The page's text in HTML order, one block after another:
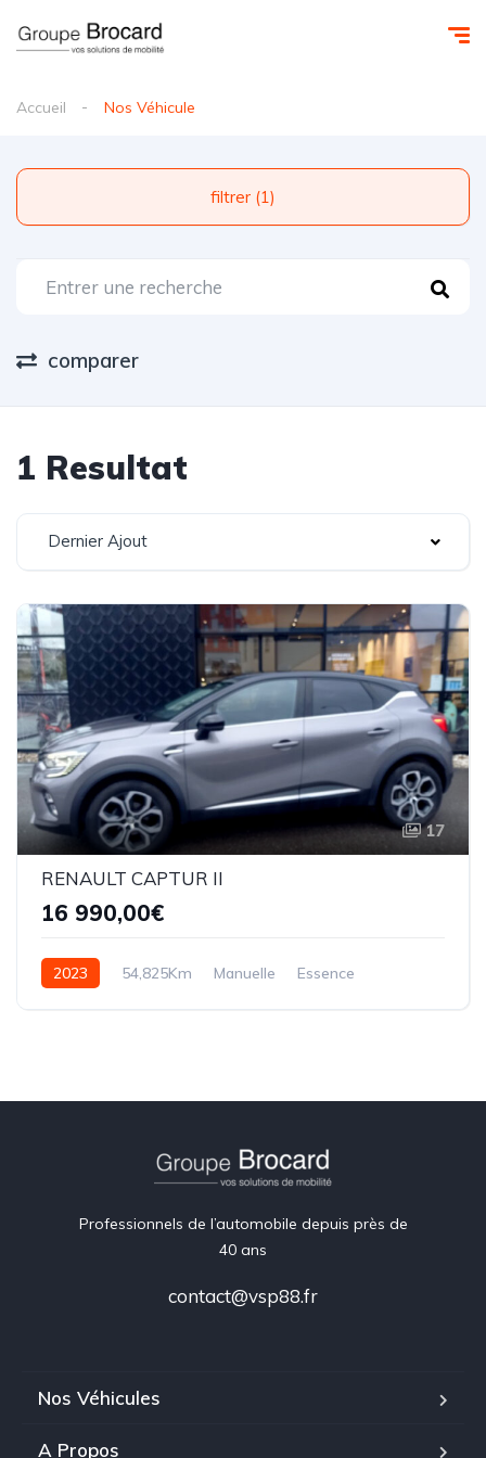
Accueil Nos Véhicule
filtrer (1)
comparer
1 Resultat
Dernier Ajout
17
RENAULT CAPTUR II
16 990,00€
2023 54,825Km Manuelle Essence
Professionnels de l’automobile depuis près de
40 ans
contact@vsp88.fr
Nos Véhicules
A Propos